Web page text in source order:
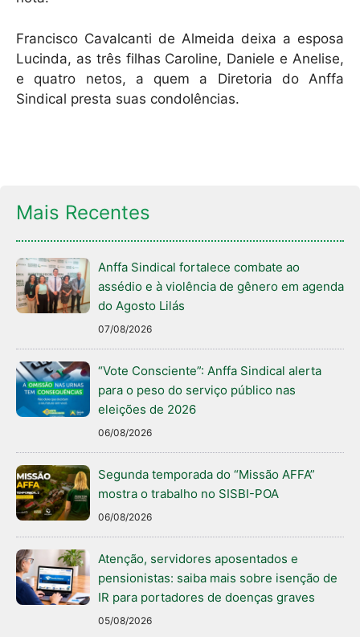
Francisco Cavalcanti de Almeida deixa a esposa
Lucinda, as três filhas Caroline, Daniele e Anelise,
e quatro netos, a quem a Diretoria do Anffa
Sindical presta suas condolências.
Mais Recentes
Anffa Sindical fortalece combate ao
assédio e à violência de gênero em agenda
do Agosto Lilás
07/08/2026
“Vote Consciente”: Anffa Sindical alerta
para o peso do serviço público nas
eleições de 2026
06/08/2026
Segunda temporada do “Missão AFFA”
mostra o trabalho no SISBI-POA
06/08/2026
Atenção, servidores aposentados e
pensionistas: saiba mais sobre isenção de
IR para portadores de doenças graves
05/08/2026